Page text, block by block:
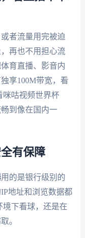
者流量用完被迫
再也不用担心流
育直播、影音内
享100M带宽，看
咪咕视频世界杯
到像在国内一
有保障
用的是银行级别的
地址和浏览数据都
境下看球，还是在
。